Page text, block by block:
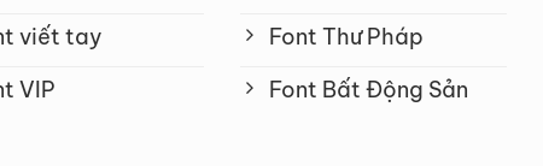
viết tay
VIP
Font Thư Pháp
Font Bất Động Sản